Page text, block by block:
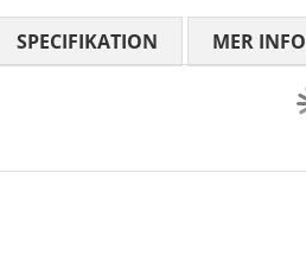
SPECIFIKATION MER INFO